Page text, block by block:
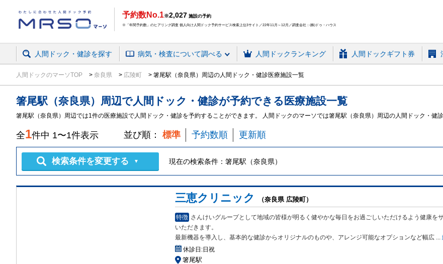
予約数No.1※2,027 施設の予約
※「年間予約数」のヒアリング調査 個人向け人間ドック予約サービス検索上位3サイト／22年11月～12月／調査会社：(株)ドゥ・ハウス
人間ドック・健診を探す 病気・検査について調べる 人間ドックランキング 人間ドックギフト券
人間ドックのマーソTOP 奈良県 広陵町 箸尾駅（奈良県）周辺の人間ドック・健診医療施設一覧
箸尾駅（奈良県）周辺で人間ドック・健診が予約できる 医療施設一覧
箸尾駅（奈良県）周辺では1件の医療施設で人間ドック・健診を予約することができます。 人間ドックのマーソでは箸尾駅（奈良県）周辺の人間ドック・健
全1件中 1〜1件表示 並び順： 標準 予約数順 更新順
検索条件を変更する ▼ 現在の検索条件： 箸尾駅（奈良県）
三恵クリニック （奈良県 広陵町）
特徴 さんけいグループとして地域の皆様が明るく健やかな毎日をお過ごしいただけるよう健康を
いただきます。
最新機器を導入し、基本的な健診からオリジナルのものや、アレンジ可能なオプションなど幅広 ...
休診日:日祝
箸尾駅